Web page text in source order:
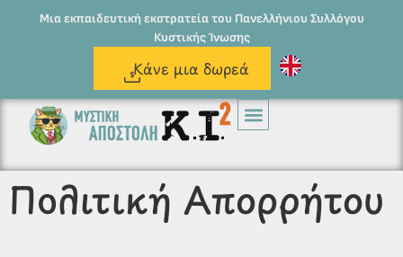
Μια εκπαιδευτική εκστρατεία του Πανελλήνιου Συλλόγου
Κυστικής Ίνωσης
Κάνε μια δωρεά
Πολιτική Απορρήτου